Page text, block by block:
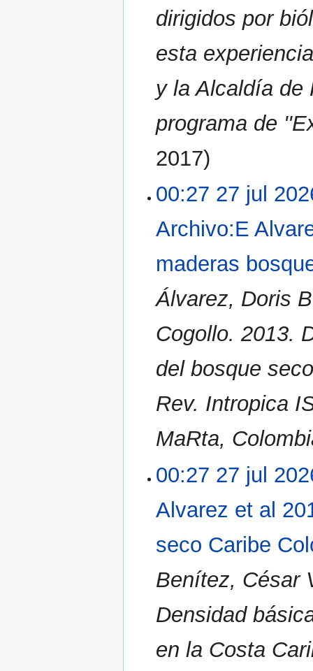
dirigidos por
esta
y la Alcaldía de
programa de
2017
00:27 27 jul
Archivo:E
maderas
Álvarez, Doris
Cogollo. 2013.
del bosque
Rev. Intropica
MaRta,
00:27 27 jul
Alvarez et al
seco Caribe
Benítez, César
Densidad
en la Costa